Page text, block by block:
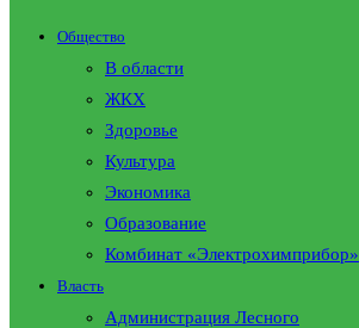
Общество
В области
ЖКХ
Здоровье
Культура
Экономика
Образование
Комбинат «Электрохимприбор»
Власть
Администрация Лесного